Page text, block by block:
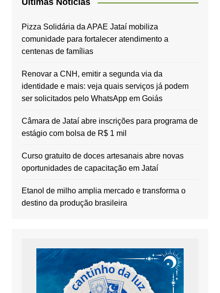
Últimas Notícias
Pizza Solidária da APAE Jataí mobiliza
comunidade para fortalecer atendimento a
centenas de famílias
Renovar a CNH, emitir a segunda via da
identidade e mais: veja quais serviços já podem
ser solicitados pelo WhatsApp em Goiás
Câmara de Jataí abre inscrições para programa de
estágio com bolsa de R$ 1 mil
Curso gratuito de doces artesanais abre novas
oportunidades de capacitação em Jataí
Etanol de milho amplia mercado e transforma o
destino da produção brasileira